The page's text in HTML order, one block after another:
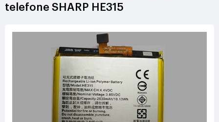
telefone SHARP HE315